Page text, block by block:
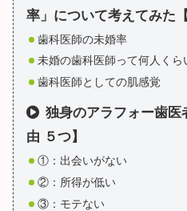
率」について考えてみた
歯科医師の未婚率
未婚の歯科医師って何人くら
歯科医師としての肌感覚
独身のアラフォー歯医
由 ５つ】
①：出会いがない
②：所得が低い
③：モテない